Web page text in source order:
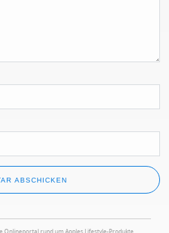
Onlineportal rund um Apples Lifestyle-Produkte.